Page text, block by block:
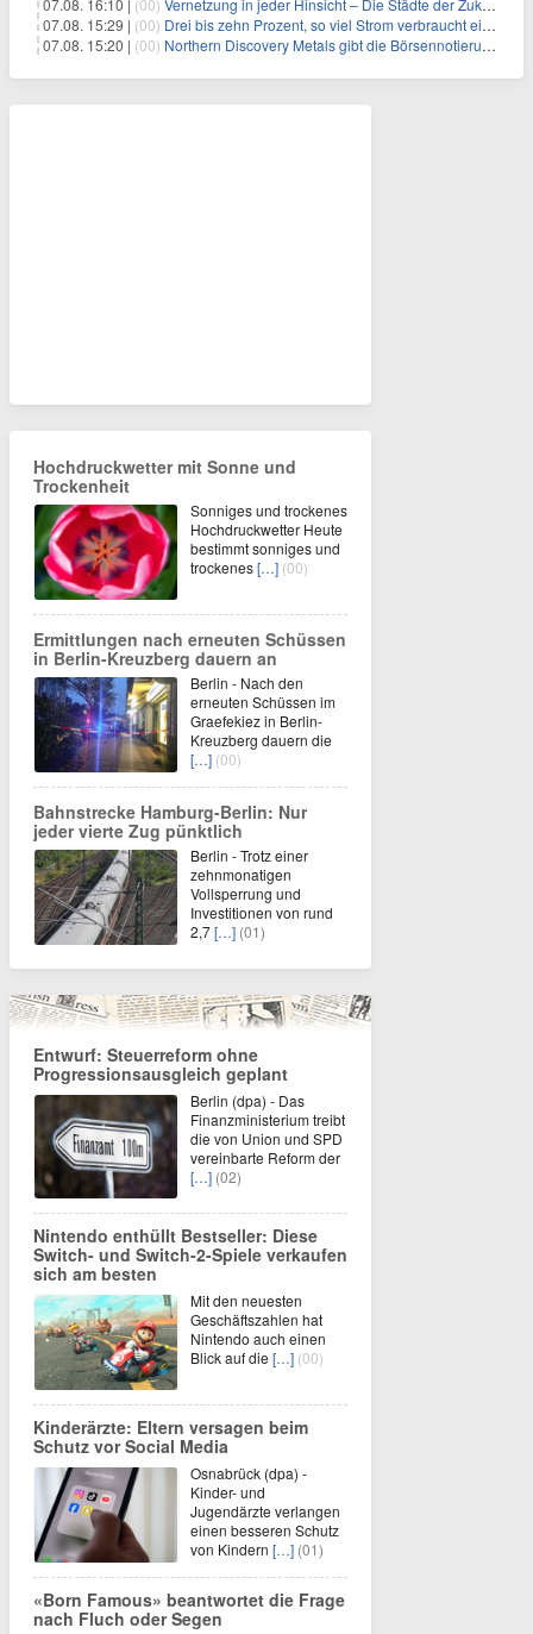
07.08. 16:10 | (00) Vernetzung in jeder Hinsicht – Die Städte der Zukunft sind grün-blau
07.08. 15:29 | (00) Drei bis zehn Prozent, so viel Strom verbraucht ein Aufzug im Gebäude
07.08. 15:20 | (00) Northern Discovery Metals gibt die Börsennotierung an der Frankfurter Wertpapierbörse bekannt
Hochdruckwetter mit Sonne und
Trockenheit
Sonniges und trockenes
Hochdruckwetter Heute
bestimmt sonniges und
trockenes[…] (00)
Ermittlungen nach erneuten Schüssen
in Berlin-Kreuzberg dauern an
Berlin - Nach den
erneuten Schüssen im
Graefekiez in Berlin-
Kreuzberg dauern die
[…] (00)
Bahnstrecke Hamburg-Berlin: Nur
jeder vierte Zug pünktlich
Berlin - Trotz einer
zehnmonatigen
Vollsperrung und
Investitionen von rund
2,7[…] (01)
Entwurf: Steuerreform ohne
Progressionsausgleich geplant
Berlin (dpa) - Das
Finanzministerium treibt
die von Union und SPD
vereinbarte Reform der
[…] (02)
Nintendo enthüllt Bestseller: Diese
Switch- und Switch-2-Spiele verkaufen
sich am besten
Mit den neuesten
Geschäftszahlen hat
Nintendo auch einen
Blick auf die […] (00)
Kinderärzte: Eltern versagen beim
Schutz vor Social Media
Osnabrück (dpa) -
Kinder- und
Jugendärzte verlangen
einen besseren Schutz
von Kindern […] (01)
«Born Famous» beantwortet die Frage
nach Fluch oder Segen